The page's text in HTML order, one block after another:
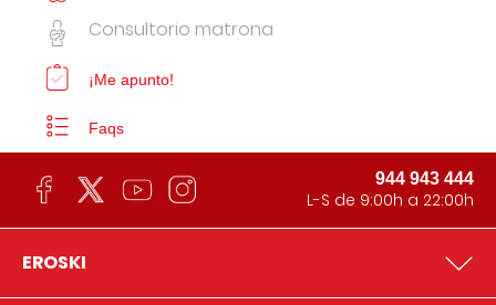
Consultorio matrona
¡Me apunto!
Faqs
944 943 444
L-S de 9:00h a 22:00h
EROSKI